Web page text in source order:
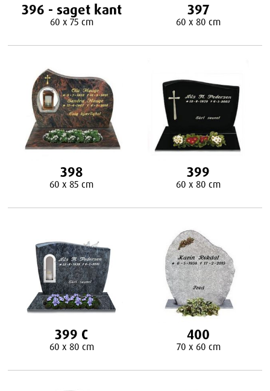
396 - saget kant
60 x 75 cm
397
60 x 80 cm
398
60 x 85 cm
399
60 x 80 cm
399 C
60 x 80 cm
400
70 x 60 cm